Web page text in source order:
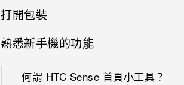
我能將 Micro SIM 卡剪小為
HTC 傳輸？
HARDWARE & OTHER
相機是否仍使用 UltraPixel？
為何手機上有三個麥克風？
SETTINGS
移除螢幕鎖時出現「裝置保護功
COMMUNICATION
打開包裝
HTC One M9
插槽和卡片固定座
熟悉新手機的功能
何謂 HTC Sense 首頁小工具？